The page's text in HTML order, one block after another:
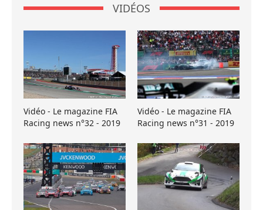
VIDÉOS
Vidéo - Le magazine FIA
Racing news n°32 - 2019
Vidéo - Le magazine FIA
Racing news n°31 - 2019